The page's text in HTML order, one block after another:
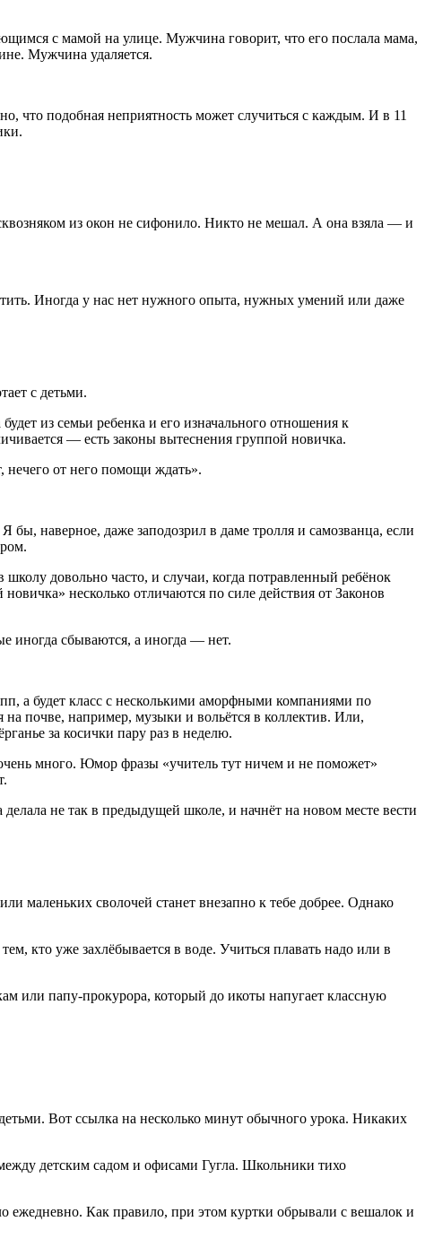
с мамой на улице. Мужчина говорит, что его послала мама,
Мужчина удаляется.
что подобная неприятность может случиться с каждым. И в 11
из окон не сифонило. Никто не мешал. А она взяла — и
Иногда у нас нет нужного опыта, нужных умений или даже
с детьми.
из семьи ребенка и его изначального отношения к
— есть законы вытеснения группой новичка.
нечего от него помощи ждать».
Я бы, наверное, даже заподозрил в даме тролля и самозванца, если
довольно часто, и случаи, когда потравленный ребёнок
несколько отличаются по силе действия от Законов
иногда сбываются, а иногда — нет.
а будет класс с несколькими аморфными компаниями по
почве, например, музыки и вольётся в коллектив. Или,
за косички пару раз в неделю.
много. Юмор фразы «учитель тут ничем и не поможет»
не так в предыдущей школе, и начнёт на новом месте вести
маленьких сволочей станет внезапно к тебе добрее. Однако
кто уже захлёбывается в воде. Учиться плавать надо или в
или папу-прокурора, который до икоты напугает классную
Вот ссылка на несколько минут обычного урока. Никаких
детским садом и офисами Гугла. Школьники тихо
ежедневно. Как правило, при этом куртки обрывали с вешалок и